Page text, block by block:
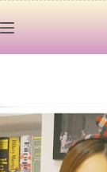
至
容